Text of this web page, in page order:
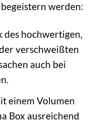
werden:
des hochwertigen,
verschweißten
auch bei
einem Volumen
Box ausreichend